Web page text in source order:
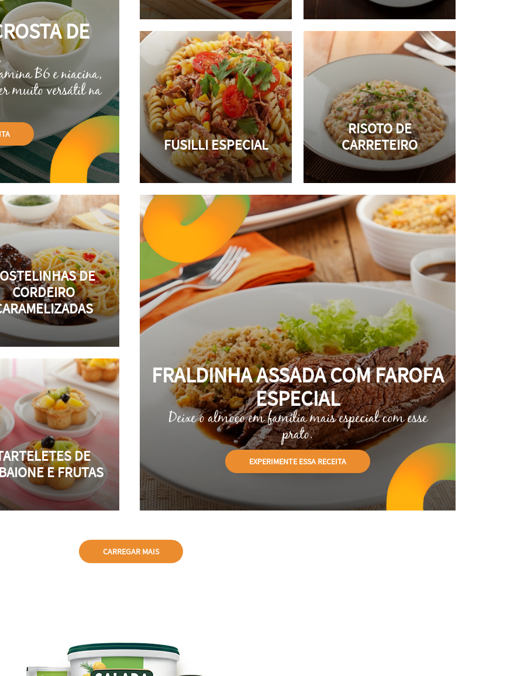
DE
B6 e niacina,
muito versátil na
FUSILLI ESPECIAL
RISOTO DE
CARRETEIRO
DE
CORDEIRO
DE
E FRUTAS
FRALDINHA ASSADA COM FAROFA
ESPECIAL
Deixe o almoço em família mais especial com esse
prato.
EXPERIMENTEESSA RECEITA
CARREGAR MAIS